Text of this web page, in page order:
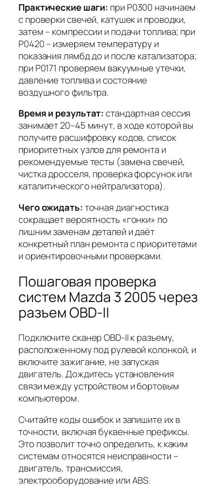
Практические шаги: при P0300 начинаем
с проверки свечей, катушек и проводки,
затем – компрессии и подачи топлива; при
P0420 – измеряем температуру и
показания лямбд до и после катализатора;
при P0171 проверяем вакуумные утечки,
давление топлива и состояние
воздушного фильтра.
Время и результат:стандартная сессия
занимает20–45 минут, в ходе которой вы
получите расшифровку кодов, список
приоритетных узлов для ремонта и
рекомендуемые тесты (замена свечей,
чистка дросселя, проверка форсунок или
каталитического нейтрализатора).
Чего ожидать:точная диагностика
сокращает вероятность «гонки» по
лишним заменам деталей и даёт
конкретный план ремонта с приоритетами
и ориентировочными проверками.
Пошаговая проверка
систем Mazda 3 2005 через
разъем OBD-II
Подключите сканер OBD-II к разъему,
расположенному под рулевой колонкой, и
включите зажигание, не запуская
двигатель. Дождитесь установления
связи между устройством и бортовым
компьютером.
Считайте коды ошибок и запишите их в
точности, включая буквенные префиксы.
Это позволит точно определить, к каким
системам относятся неисправности –
двигатель, трансмиссия,
электрооборудование или ABS.